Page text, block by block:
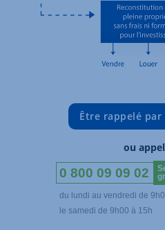
Être rappelé
ou
0 800 09 09 02
du lundi au vendredi de
le samedi de 9h00 à 15h